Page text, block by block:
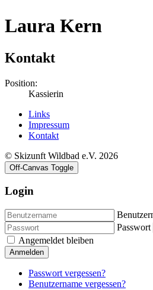
Laura Kern
Kontakt
Position:
Kassierin
Links
Impressum
Kontakt
© Skizunft Wildbad e.V. 2026
Off-Canvas Toggle
Login
Passwort
Angemeldet bleiben
Anmelden
Passwort vergessen?
Benutzername vergessen?